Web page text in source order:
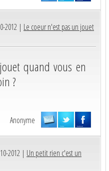
2012 | Le coeur n'est pas un jouet
quand vous en
?
Anonyme
2012 | Un petit rien c'est un